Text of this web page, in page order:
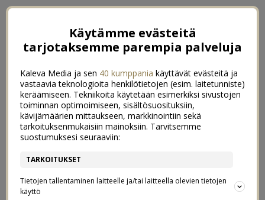
Käytämme evästeitä
tarjotaksemme parempia palveluja
Kaleva Media ja sen 40 kumppania käyttävät evästeitä ja
vastaavia teknologioita henkilötietojen (esim. laitetunniste)
keräämiseen. Tekniikoita käytetään esimerkiksi sivustojen
toiminnan optimoimiseen, sisältösuosituksiin,
kävijämäärien mittaukseen, markkinointiin sekä
tarkoituksenmukaisiin mainoksiin. Tarvitsemme
suostumuksesi seuraaviin:
TARKOITUKSET
Tietojen tallentaminen laitteelle ja/tai laitteella olevien tietojen
käyttö